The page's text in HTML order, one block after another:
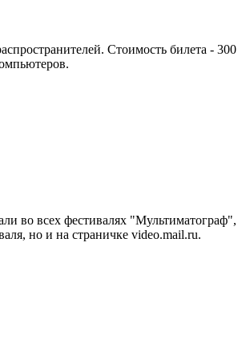
Стоимость билета - 300
во всех фестивалях "Мультиматограф",
но и на страничке video.mail.ru.